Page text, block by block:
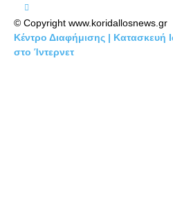
© Copyright www.koridallosnews.gr
Κέντρο Διαφήμισης | Κατασκευή
στο Ίντερνετ